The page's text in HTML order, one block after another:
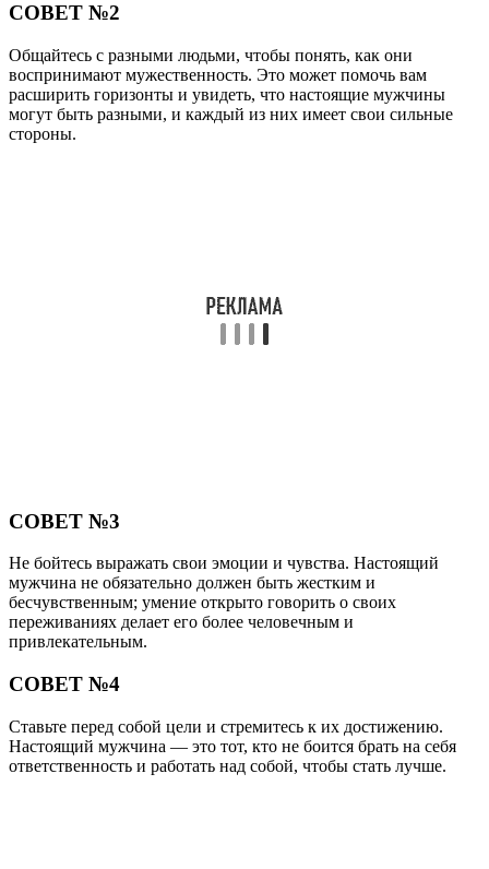
СОВЕТ №2
Общайтесь с разными людьми, чтобы понять, как они
воспринимают мужественность. Это может помочь вам
расширить горизонты и увидеть, что настоящие мужчины
могут быть разными, и каждый из них имеет свои сильные
стороны.
СОВЕТ №3
Не бойтесь выражать свои эмоции и чувства. Настоящий
мужчина не обязательно должен быть жестким и
бесчувственным; умение открыто говорить о своих
переживаниях делает его более человечным и
привлекательным.
СОВЕТ №4
Ставьте перед собой цели и стремитесь к их достижению.
Настоящий мужчина — это тот, кто не боится брать на себя
ответственность и работать над собой, чтобы стать лучше.